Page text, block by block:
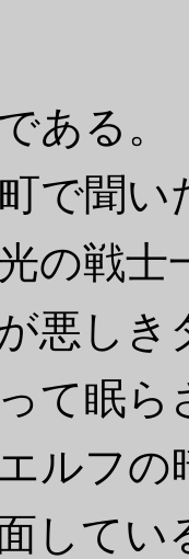
ある。
で聞
の戦士
悪し
て眠
ルフ
して